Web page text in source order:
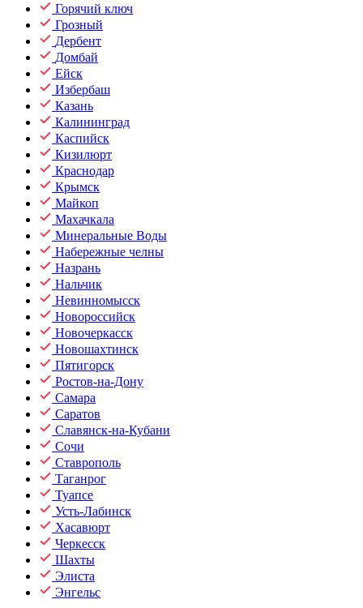
Горячий ключ
Грозный
Дербент
Домбай
Ейск
Избербаш
Казань
Калининград
Каспийск
Кизилюрт
Краснодар
Крымск
Майкоп
Махачкала
Минеральные Воды
Набережные челны
Назрань
Нальчик
Невинномысск
Новороссийск
Новочеркасск
Новошахтинск
Пятигорск
Ростов-на-Дону
Самара
Саратов
Славянск-на-Кубани
Сочи
Ставрополь
Таганрог
Туапсе
Усть-Лабинск
Хасавюрт
Черкесск
Шахты
Элиста
Энгельс